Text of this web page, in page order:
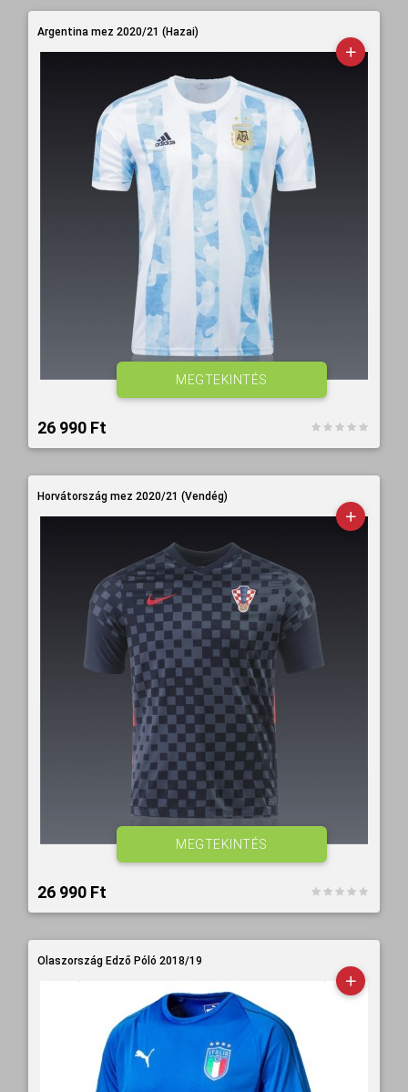
Argentina mez 2020/21 (Hazai)
26 990 Ft‎
MEGTEKINTÉS
Horvátország mez 2020/21 (Vendég)
26 990 Ft‎
MEGTEKINTÉS
Olaszország Edző Póló 2018/19